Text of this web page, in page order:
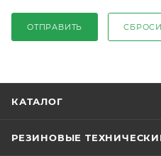
ОТПРАВИТЬ
КАТАЛОГ
РЕЗИНОВЫЕ